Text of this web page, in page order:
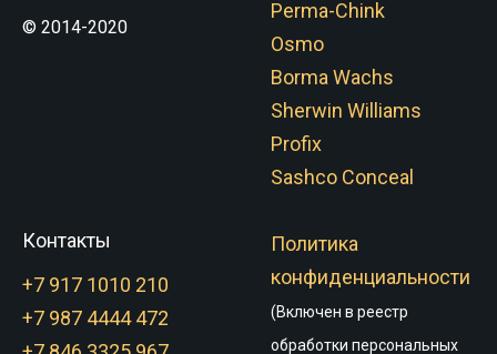
© 2014-2020
Perma-Chink
Osmo
Borma Wachs
Sherwin Williams
Profix
Sashco Conceal
Контакты
+7 917 1010 210
+7 987 4444 472
Политика
конфиденциальности
(Включен в реестр
обработки персональных